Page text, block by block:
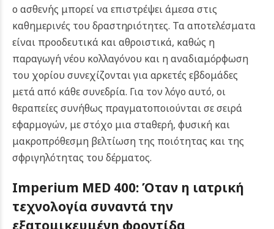
ο ασθενής μπορεί να επιστρέψει άμεσα στις
καθημερινές του δραστηριότητες. Τα αποτελέσματα
είναι προοδευτικά και αθροιστικά, καθώς η
παραγωγή νέου κολλαγόνου και η αναδιαμόρφωση
του χορίου συνεχίζονται για αρκετές εβδομάδες
μετά από κάθε συνεδρία. Για τον λόγο αυτό, οι
θεραπείες συνήθως πραγματοποιούνται σε σειρά
εφαρμογών, με στόχο μια σταθερή, φυσική και
μακροπρόθεσμη βελτίωση της ποιότητας και της
σφριγηλότητας του δέρματος.
Imperium MED 400: Όταν η ιατρική
τεχνολογία συναντά την
εξατομικευμένη φροντίδα